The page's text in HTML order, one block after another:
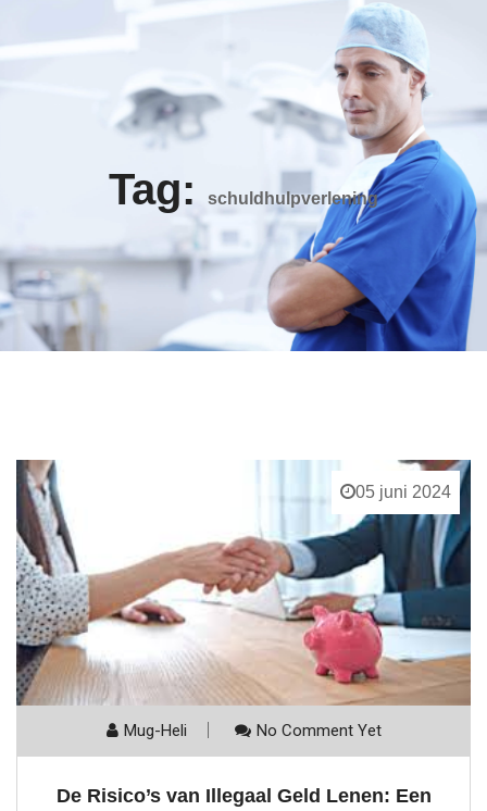
Tag: schuldhulpverlening
05 juni 2024
Mug-Heli No Comment Yet
De Risico’s van Illegaal Geld Lenen: Een